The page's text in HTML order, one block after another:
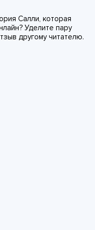
Салли, которая
Уделите пару
другому читателю.